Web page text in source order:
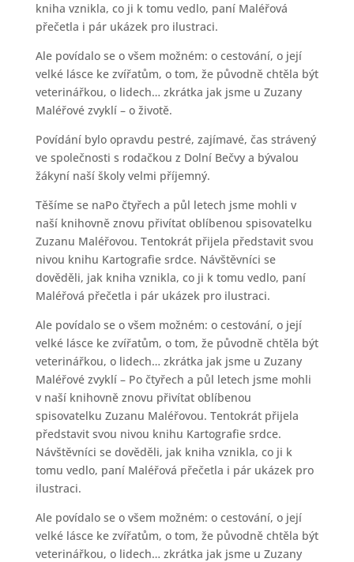
kniha vznikla, co ji k tomu vedlo, paní Maléřová
přečetla i pár ukázek pro ilustraci.
Ale povídalo se o všem možném: o cestování, o její
velké lásce ke zvířatům, o tom, že původně chtěla být
veterinářkou, o lidech… zkrátka jak jsme u Zuzany
Maléřové zvyklí – o životě.
Povídání bylo opravdu pestré, zajímavé, čas strávený
ve společnosti s rodačkou z Dolní Bečvy a bývalou
žákyní naší školy velmi příjemný.
Těšíme se naPo čtyřech a půl letech jsme mohli v
naší knihovně znovu přivítat oblíbenou spisovatelku
Zuzanu Maléřovou. Tentokrát přijela představit svou
nivou knihu Kartografie srdce. Návštěvníci se
dověděli, jak kniha vznikla, co ji k tomu vedlo, paní
Maléřová přečetla i pár ukázek pro ilustraci.
Ale povídalo se o všem možném: o cestování, o její
velké lásce ke zvířatům, o tom, že původně chtěla být
veterinářkou, o lidech… zkrátka jak jsme u Zuzany
Maléřové zvyklí – Po čtyřech a půl letech jsme mohli
v naší knihovně znovu přivítat oblíbenou
spisovatelku Zuzanu Maléřovou. Tentokrát přijela
představit svou nivou knihu Kartografie srdce.
Návštěvníci se dověděli, jak kniha vznikla, co ji k
tomu vedlo, paní Maléřová přečetla i pár ukázek pro
ilustraci.
Ale povídalo se o všem možném: o cestování, o její
velké lásce ke zvířatům, o tom, že původně chtěla být
veterinářkou, o lidech… zkrátka jak jsme u Zuzany